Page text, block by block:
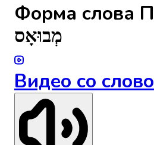
Форма слова
מְבוּאָס
Видео со